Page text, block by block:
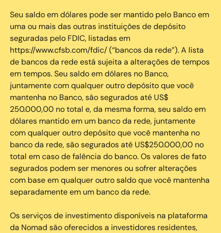
Seu saldo em dólares pode ser mantido pelo Banco em
uma ou mais das outras instituições de depósito
seguradas pelo FDIC, listadas em
https://www.cfsb.com/fdic/ (“bancos da rede”). A lista
de bancos da rede está sujeita a alterações de tempos
em tempos. Seu saldo em dólares no Banco,
juntamente com qualquer outro depósito que você
mantenha no Banco, são segurados até US$
250.000,00 no total e, da mesma forma, seu saldo em
dólares mantido em um banco da rede, juntamente
com qualquer outro depósito que você mantenha no
banco da rede, são segurados até US$250.000,00 no
total em caso de falência do banco. Os valores de fato
segurados podem ser menores ou sofrer alterações
com base em qualquer outro saldo que você mantenha
separadamente em um banco da rede.
Os serviços de investimento disponíveis na plataforma
da Nomad são oferecidos a investidores residentes,